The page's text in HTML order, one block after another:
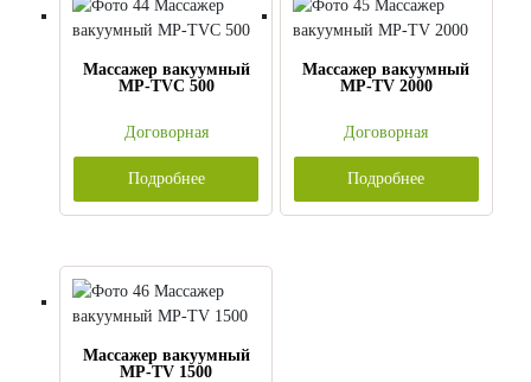
Массажер вакуумный
MP-TVС 500
Договорная
Подробнее
Массажер вакуумный
MP-TV 2000
Договорная
Подробнее
Массажер вакуумный
MP-TV 1500